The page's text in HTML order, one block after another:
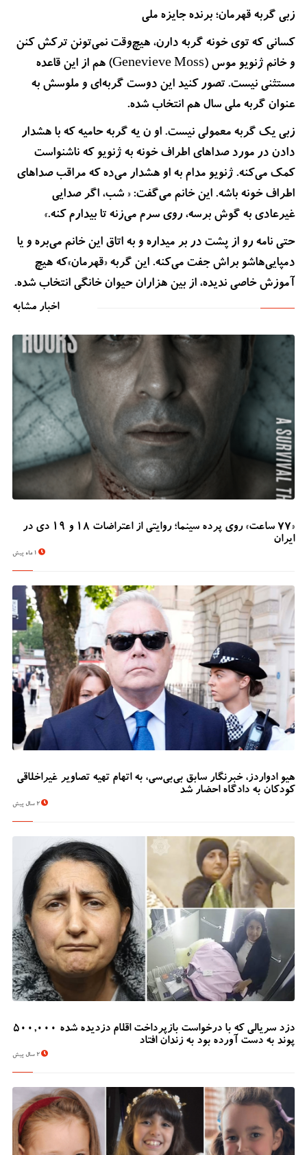
زبی گربه قهرمان؛ برنده جایزه ملی
کسانی که توی خونه گربه دارن، هیچ‌وقت نمی‌تونن ترکش کنن
و خانم ژنویو موس (Genevieve Moss) هم از این قاعده
مستثنی نیست. تصور کنید این دوست گربه‌ای و ملوسش به
عنوان گربه ملی سال هم انتخاب شده.
زبی یک گربه معمولی نیست. او ن یه گربه حامیه که با هشدار
دادن در مورد صداهای اطراف خونه به ژنویو که ناشنواست
کمک می‌کنه. ژنویو مدام به او هشدار می‌ده که مراقب صداهای
اطراف خونه باشه. این خانم می‌گفت: « شب، اگر صدایی
غیرعادی به گوش برسه، روی سرم می‌زنه تا بیدارم کنه.»
حتی نامه رو از پشت در بر میداره و به اتاق این خانم می‌بره و یا
دمپایی‌هاشو براش جفت می‌کنه. این گربه «قهرمان»که هیچ
آموزش خاصی ندیده، از بین هزاران حیوان خانگی انتخاب شده.
اخبار مشابه
«۷۷ ساعت» روی پرده سینما؛ روایتی از اعتراضات ۱۸ و ۱۹ دی در
ایران
هیو ادواردز، خبرنگار سابق بی‌بی‌سی، به اتهام تهیه تصاویر غیراخلاقی
کودکان به دادگاه احضار شد
2 سال پیش
دزد سریالی که با درخواست بازپرداخت اقلام دزدیده شده 500,000
پوند به دست آورده بود به زندان افتاد
2 سال پیش